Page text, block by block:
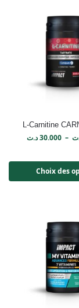
L-Carnitine
30.000 د.ت –
Choix des